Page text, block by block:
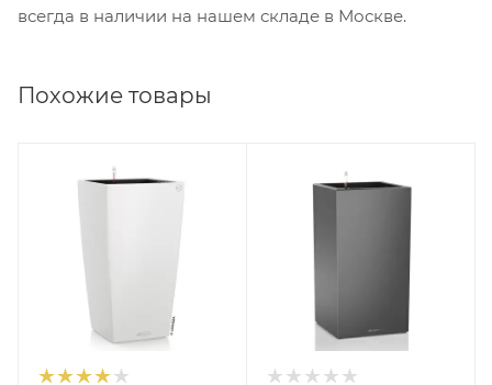
всегда в наличии на нашем складе в Москве.
Похожие товары